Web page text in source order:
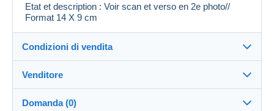
Etat et description : Voir scan et verso en 2e photo//
Format 14 X 9 cm
Condizioni di vendita
Venditore
Domanda (0)